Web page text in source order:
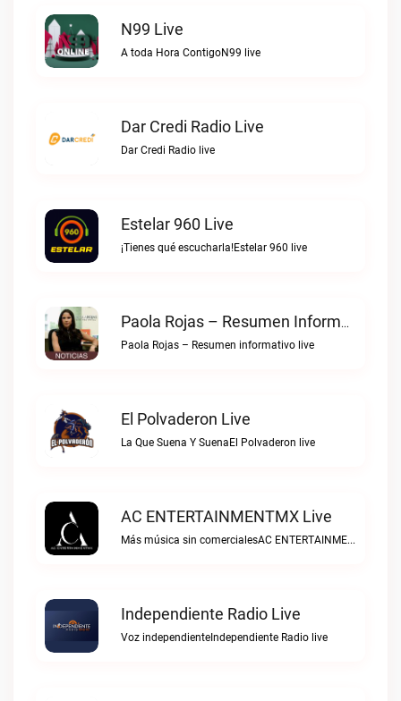
N99 Live
A toda Hora ContigoN99 live
Dar Credi Radio Live
Dar Credi Radio live
Estelar 960 Live
¡Tienes qué escucharla!Estelar 960 live
Paola Rojas – Resumen Informativo Live
Paola Rojas – Resumen informativo live
El Polvaderon Live
La Que Suena Y SuenaEl Polvaderon live
AC ENTERTAINMENTMX Live
Más música sin comercialesAC ENTERTAINMENTMX live
Independiente Radio Live
Voz independienteIndependiente Radio live